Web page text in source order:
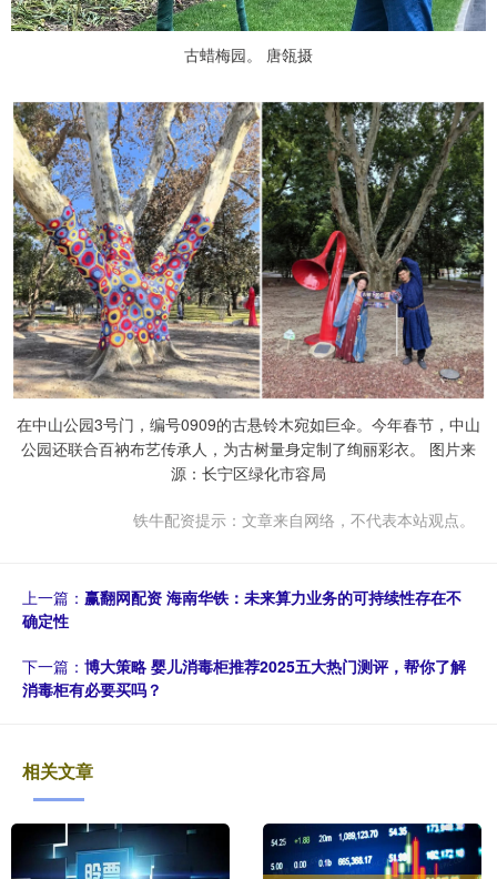
古蜡梅园。 唐瓴摄
在中山公园3号门，编号0909的古悬铃木宛如巨伞。今年春节，中山
公园还联合百衲布艺传承人，为古树量身定制了绚丽彩衣。 图片来
源：长宁区绿化市容局
铁牛配资提示：文章来自网络，不代表本站观点。
上一篇： 赢翻网配资 海南华铁：未来算力业务的可持续性存在不
确定性
下一篇： 博大策略 婴儿消毒柜推荐2025五大热门测评，帮你了解
消毒柜有必要买吗？
相关文章